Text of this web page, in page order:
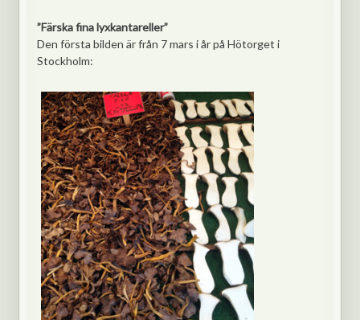
”Färska fina lyxkantareller”
Den första bilden är från 7 mars i år på Hötorget i
Stockholm: